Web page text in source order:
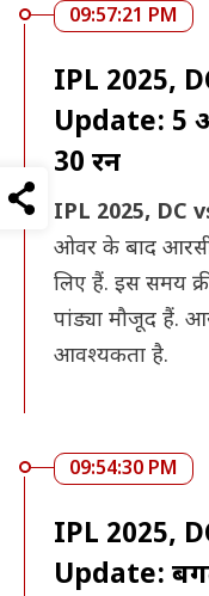
09:57:21 PM
IPL 2025,
Update: 5
30 रन
IPL 2025, DC
ओवर के बाद
लिए हैं. इस समय
पांड्या मौजूद हैं.
आवश्यकता है.
09:54:30 PM
IPL 2025,
Update: